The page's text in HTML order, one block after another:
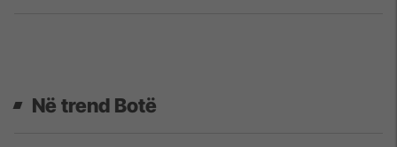
Në trend Botë